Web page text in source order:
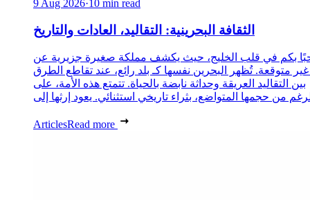
9 Aug 2026·10 min read
الثقافة البحرينية: التقاليد، العادات والتاريخ
بكم في قلب الخليج، حيث يكشف مملكة صغيرة جزيرية عن
متوقعة. تُظهر البحرين نفسها كـ بلد رائع، عند تقاطع الطرق
بين التقاليد العريقة وحداثة نابضة بالحياة. تتمتع هذه الأمة، على
ArticlesRead more